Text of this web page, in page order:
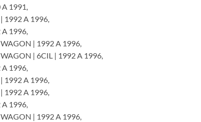
A 1991,
1992 A 1996,
A 1996,
| 1992 A 1996,
| 6CIL | 1992 A 1996,
A 1996,
1992 A 1996,
1992 A 1996,
A 1996,
| 1992 A 1996,